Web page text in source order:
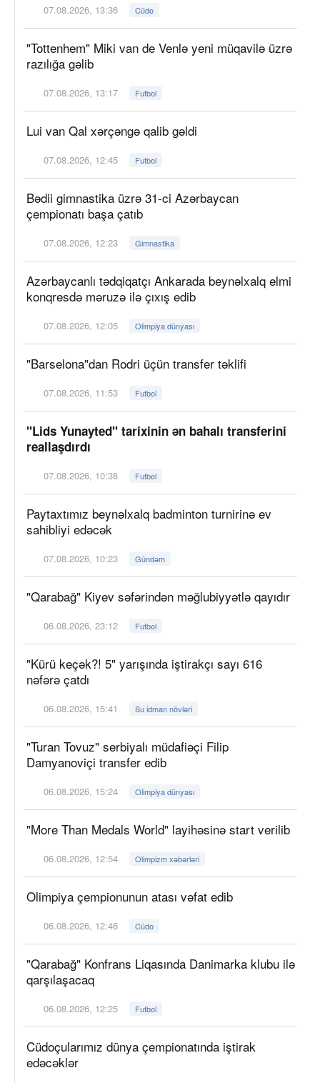
07.08.2026, 13:36 Cüdo
"Tottenhem" Miki van de Venlə yeni müqavilə üzrə
razılığa gəlib
07.08.2026, 13:17 Futbol
Lui van Qal xərçəngə qalib gəldi
07.08.2026, 12:45 Futbol
Bədii gimnastika üzrə 31-ci Azərbaycan
çempionatı başa çatıb
07.08.2026, 12:23 Gimnastika
Azərbaycanlı tədqiqatçı Ankarada beynəlxalq elmi
konqresdə məruzə ilə çıxış edib
07.08.2026, 12:05 Olimpiya dünyası
"Barselona"dan Rodri üçün transfer təklifi
07.08.2026, 11:53 Futbol
"Lids Yunayted" tarixinin ən bahalı transferini
reallaşdırdı
07.08.2026, 10:38 Futbol
Paytaxtımız beynəlxalq badminton turnirinə ev
sahibliyi edəcək
07.08.2026, 10:23 Gündəm
"Qarabağ" Kiyev səfərindən məğlubiyyətlə qayıdır
06.08.2026, 23:12 Futbol
"Kürü keçək?! 5" yarışında iştirakçı sayı 616
nəfərə çatdı
06.08.2026, 15:41 Su idman növləri
"Turan Tovuz" serbiyalı müdafiəçi Filip
Damyanoviçi transfer edib
06.08.2026, 15:24 Olimpiya dünyası
"More Than Medals World" layihəsinə start verilib
06.08.2026, 12:54 Olimpizm xəbərləri
Olimpiya çempionunun atası vəfat edib
06.08.2026, 12:46 Cüdo
"Qarabağ" Konfrans Liqasında Danimarka klubu ilə
qarşılaşacaq
06.08.2026, 12:25 Futbol
Cüdoçularımız dünya çempionatında iştirak
edəcəklər